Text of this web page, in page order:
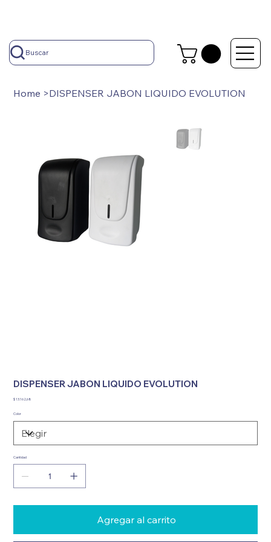
Buscar
Home >DISPENSER JABON LIQUIDO EVOLUTION
DISPENSER JABON LIQUIDO EVOLUTION
Precio
$ 13.162,68
Color
Cantidad
Agregar al carrito